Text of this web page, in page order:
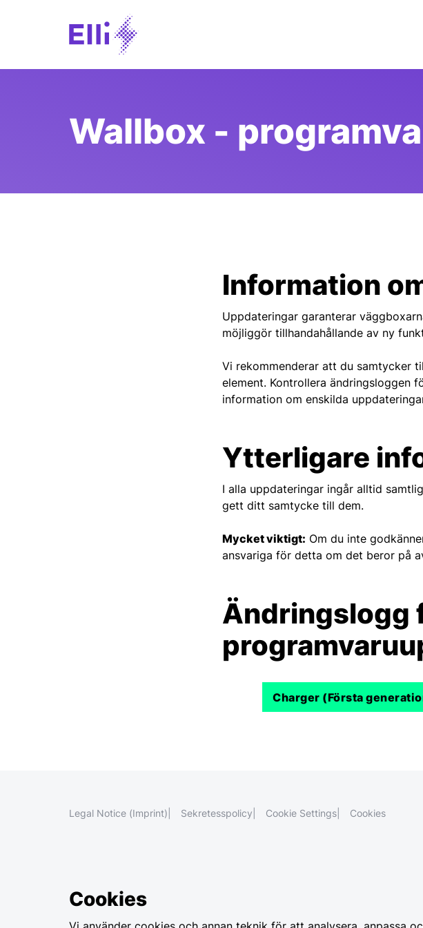
Wallbox -
Information
Uppdateringar garanterar
möjliggör tillhandahållande av ny
Vi rekommenderar att du samtycker
element. Kontrollera ändringsloggen
information om enskilda
Ytterligare
I alla uppdateringar ingår alltid
gett ditt samtycke till dem.
Mycket viktigt: Om du inte
ansvariga för detta om det beror på
Ändringslogg
Charger (Första
Legal Notice (Imprint) Sekretesspolicy Cookie Settings Cookies
Cookies